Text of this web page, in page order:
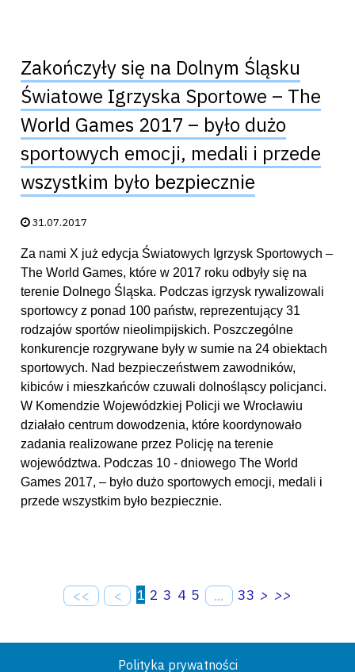
Zakończyły się na Dolnym Śląsku
Światowe Igrzyska Sportowe – The
World Games 2017 – było dużo
sportowych emocji, medali i przede
wszystkim było bezpiecznie
Data publikacji:
31.07.2017
Za nami X już edycja Światowych Igrzysk Sportowych –
The World Games, które w 2017 roku odbyły się na
terenie Dolnego Śląska. Podczas igrzysk rywalizowali
sportowcy z ponad 100 państw, reprezentujący 31
rodzajów sportów nieolimpijskich. Poszczególne
konkurencje rozgrywane były w sumie na 24 obiektach
sportowych. Nad bezpieczeństwem zawodników,
kibiców i mieszkańców czuwali dolnośląscy policjanci.
W Komendzie Wojewódzkiej Policji we Wrocławiu
działało centrum dowodzenia, które koordynowało
zadania realizowane przez Policję na terenie
województwa. Podczas 10 - dniowego The World
Games 2017, – było dużo sportowych emocji, medali i
przede wszystkim było bezpiecznie.
<< < 1 2 3 4 5 ... 33 > >>
Polityka prywatności